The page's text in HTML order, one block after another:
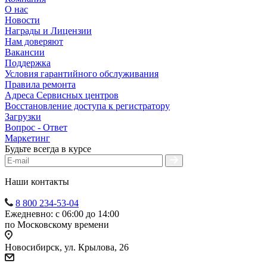
О нас
Новости
Награды и Лицензии
Нам доверяют
Вакансии
Поддержка
Условия гарантийного обслуживания
Правила ремонта
Адреса Сервисных центров
Восстановление доступа к регистратору
Загрузки
Вопрос - Ответ
Маркетинг
Будьте всегда в курсе
Наши контакты
8 800 234-53-04
Ежедневно: с 06:00 до 14:00
по Московскому времени
Новосибирск, ул. Крылова, 26